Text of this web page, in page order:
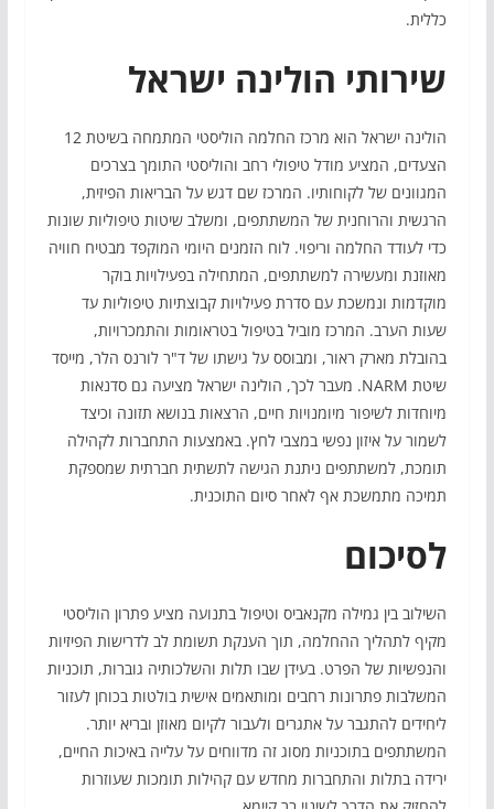
כללית.
שירותי הולינה ישראל
הולינה ישראל הוא מרכז החלמה הוליסטי המתמחה בשיטת 12
הצעדים, המציע מודל טיפולי רחב והוליסטי התומך בצרכים
המגוונים של לקוחותיו. המרכז שם דגש על הבריאות הפיזית,
הרגשית והרוחנית של המשתתפים, ומשלב שיטות טיפוליות שונות
כדי לעודד החלמה וריפוי. לוח הזמנים היומי המוקפד מבטיח חוויה
מאוזנת ומעשירה למשתתפים, המתחילה בפעילויות בוקר
מוקדמות ונמשכת עם סדרת פעילויות קבוצתיות טיפוליות עד
שעות הערב. המרכז מוביל בטיפול בטראומות והתמכרויות,
בהובלת מארק ראור, ומבוסס על גישתו של ד"ר לורנס הלר, מייסד
שיטת NARM. מעבר לכך, הולינה ישראל מציעה גם סדנאות
מיוחדות לשיפור מיומנויות חיים, הרצאות בנושא תזונה וכיצד
לשמור על איזון נפשי במצבי לחץ. באמצעות התחברות לקהילה
תומכת, למשתתפים ניתנת הגישה לתשתית חברתית שמספקת
תמיכה מתמשכת אף לאחר סיום התוכנית.
לסיכום
השילוב בין גמילה מקנאביס וטיפול בתנועה מציע פתרון הוליסטי
מקיף לתהליך ההחלמה, תוך הענקת תשומת לב לדרישות הפיזיות
והנפשיות של הפרט. בעידן שבו תלות והשלכותיה גוברות, תוכניות
המשלבות פתרונות רחבים ומותאמים אישית בולטות בכוחן לעזור
ליחידים להתגבר על אתגרים ולעבור לקיום מאוזן ובריא יותר.
המשתתפים בתוכניות מסוג זה מדווחים על עלייה באיכות החיים,
ירידה בתלות והתחברות מחדש עם קהילות תומכות שעוזרות